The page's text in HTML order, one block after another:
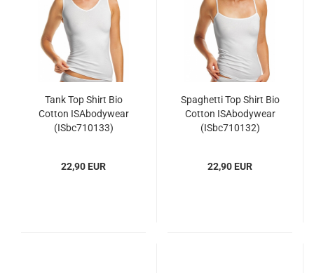
Tank Top Shirt Bio
Cotton ISAbodywear
(ISbc710133)
22,90 EUR
Spaghetti Top Shirt Bio
Cotton ISAbodywear
(ISbc710132)
22,90 EUR